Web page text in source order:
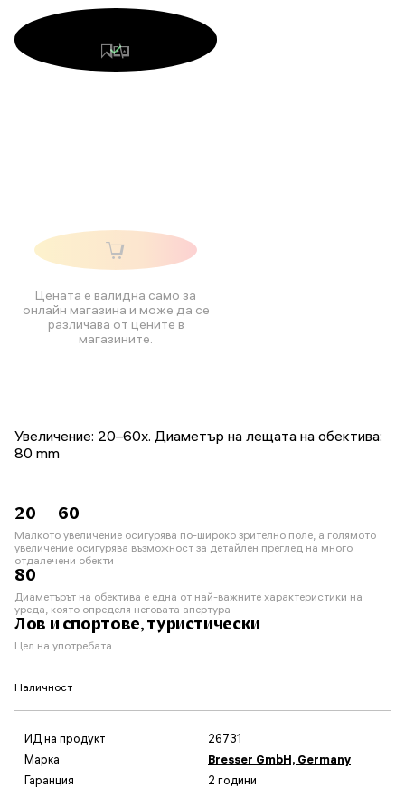
Цената е валидна само за
онлайн магазина и може да се
различава от цените в
магазините.
Увеличение: 20–60x. Диаметър на лещата на обектива:
80 mm
20 — 60
Малкото увеличение осигурява по-широко зрително поле, а голямото
увеличение осигурява възможност за детайлен преглед на много
отдалечени обекти
80
Диаметърът на обектива е една от най-важните характеристики на
уреда, която определя неговата апертура
Лов и спортове, туристически
Цел на употребата
Наличност
ИД на продукт
26731
Марка
Bresser GmbH, Germany
Гаранция
2 години